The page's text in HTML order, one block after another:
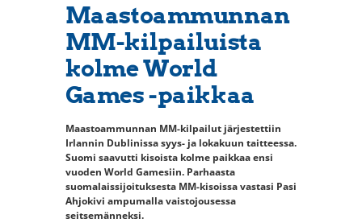
Maastoammunnan
MM-kilpailuista
kolme World
Games -paikkaa
Maastoammunnan MM-kilpailut järjestettiin
Irlannin Dublinissa syys- ja lokakuun taitteessa.
Suomi saavutti kisoista kolme paikkaa ensi
vuoden World Gamesiin. Parhaasta
suomalaissijoituksesta MM-kisoissa vastasi Pasi
Ahjokivi ampumalla vaistojousessa
seitsemänneksi.